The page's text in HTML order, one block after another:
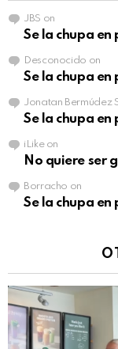
JBS on
Se la chupa
Desconocido on
Se la chupa
Jonatan Bermúdez
Se la chupa
iLikeon
No quiere ser
Borracho on
Se la chupa